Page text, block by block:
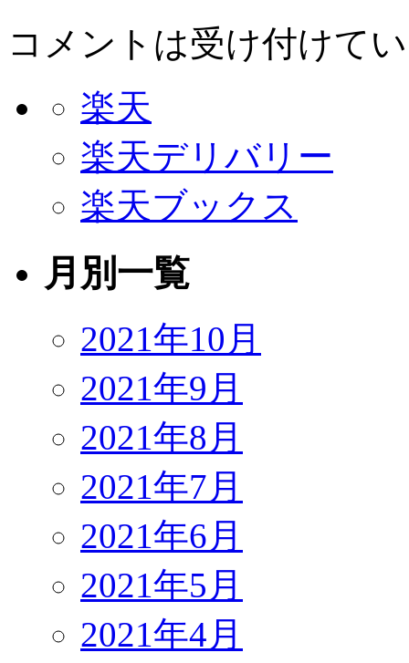
コメントは受け付けて
楽天
楽天デリバリー
楽天ブックス
月別一覧
2021年10月
2021年9月
2021年8月
2021年7月
2021年6月
2021年5月
2021年4月